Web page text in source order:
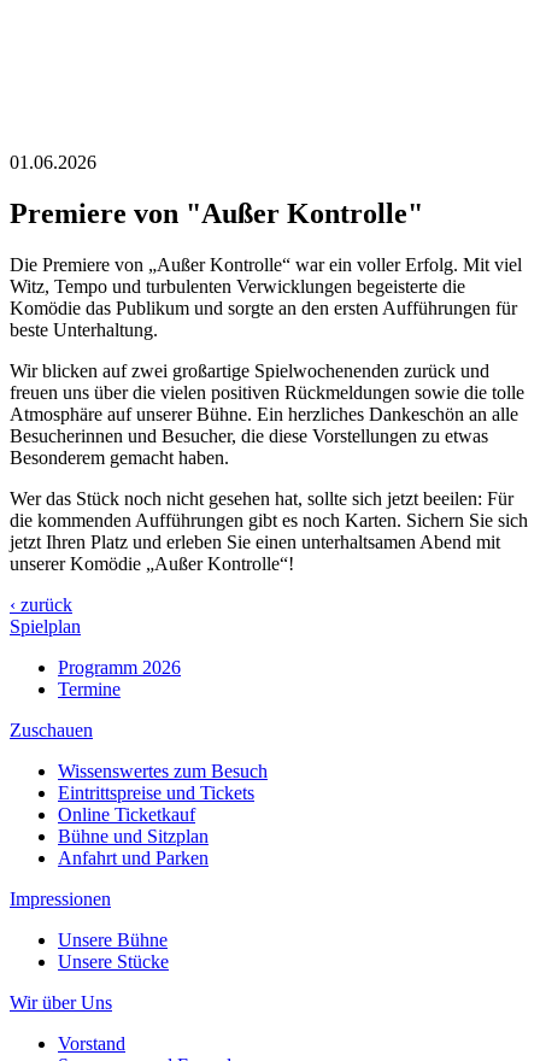
01.06.2026
Premiere von "Außer Kontrolle"
Die Premiere von „Außer Kontrolle“ war ein voller Erfolg. Mit viel
Witz, Tempo und turbulenten Verwicklungen begeisterte die
Komödie das Publikum und sorgte an den ersten Aufführungen für
beste Unterhaltung.
Wir blicken auf zwei großartige Spielwochenenden zurück und
freuen uns über die vielen positiven Rückmeldungen sowie die tolle
Atmosphäre auf unserer Bühne. Ein herzliches Dankeschön an alle
Besucherinnen und Besucher, die diese Vorstellungen zu etwas
Besonderem gemacht haben.
Wer das Stück noch nicht gesehen hat, sollte sich jetzt beeilen: Für
die kommenden Aufführungen gibt es noch Karten. Sichern Sie sich
jetzt Ihren Platz und erleben Sie einen unterhaltsamen Abend mit
unserer Komödie „Außer Kontrolle“!
‹ zurück
Spielplan
Programm 2026
Termine
Zuschauen
Wissenswertes zum Besuch
Eintrittspreise und Tickets
Online Ticketkauf
Bühne und Sitzplan
Anfahrt und Parken
Impressionen
Unsere Bühne
Unsere Stücke
Wir über Uns
Vorstand